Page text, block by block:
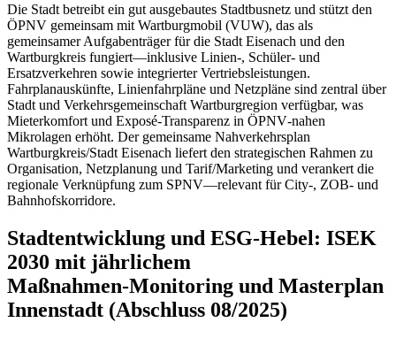
Die Stadt betreibt ein gut ausgebautes Stadtbusnetz und stützt den
ÖPNV gemeinsam mit Wartburgmobil (VUW), das als
gemeinsamer Aufgabenträger für die Stadt Eisenach und den
Wartburgkreis fungiert—inklusive Linien‑, Schüler‑ und
Ersatzverkehren sowie integrierter Vertriebsleistungen.
Fahrplanauskünfte, Linienfahrpläne und Netzpläne sind zentral über
Stadt und Verkehrsgemeinschaft Wartburgregion verfügbar, was
Mieterkomfort und Exposé‑Transparenz in ÖPNV‑nahen
Mikrolagen erhöht. Der gemeinsame Nahverkehrsplan
Wartburgkreis/Stadt Eisenach liefert den strategischen Rahmen zu
Organisation, Netzplanung und Tarif/Marketing und verankert die
regionale Verknüpfung zum SPNV—relevant für City‑, ZOB‑ und
Bahnhofskorridore.
Stadtentwicklung und ESG‑Hebel: ISEK
2030 mit jährlichem
Maßnahmen‑Monitoring und Masterplan
Innenstadt (Abschluss 08/2025)